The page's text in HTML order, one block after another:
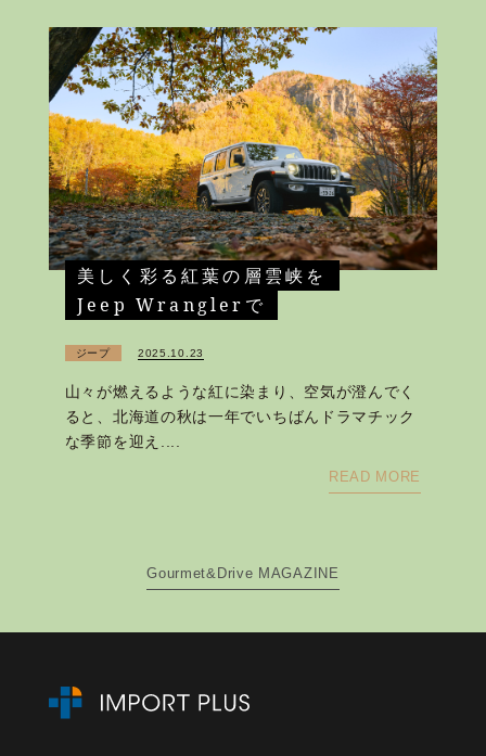
美しく彩る紅葉の層雲峡を
Jeep Wranglerで
ジープ 2025.10.23
山々が燃えるような紅に染まり、空気が澄んでく
ると、北海道の秋は一年でいちばんドラマチック
な季節を迎え....
READ MORE
Gourmet&Drive MAGAZINE